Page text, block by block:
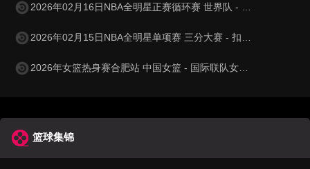
2026年02月16日NBA全明星正赛循环赛 世界队 - 美国新星队 全场录像
2026年02月15日NBA全明星单项赛 三分大赛 - 扣篮大赛 全场录像
2026年女篮热身赛合肥站 中国女篮 - 国际联队女篮 全场录像
篮球集锦